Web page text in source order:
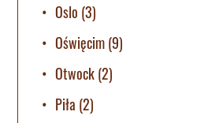
Oslo (3)
Oświęcim(9)
Otwock(2)
Piła (2)